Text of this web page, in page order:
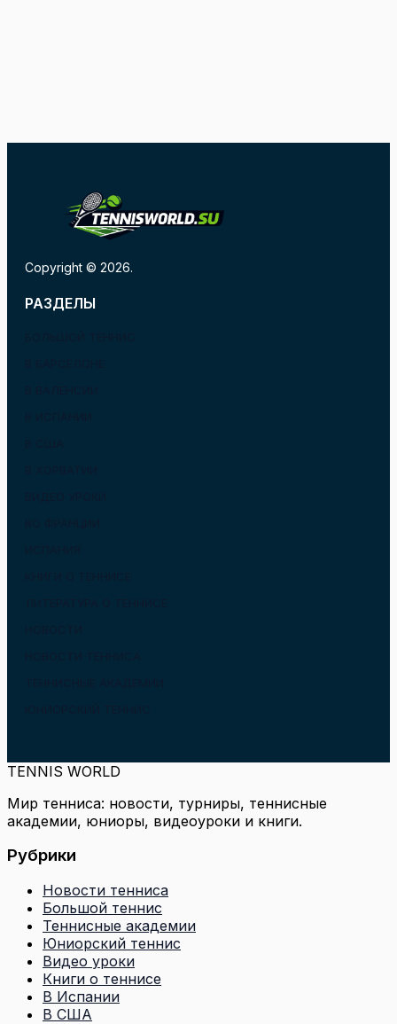
Copyright © 2026.
РАЗДЕЛЫ
TENNIS WORLD
Мир тенниса: новости, турниры, теннисные
академии, юниоры, видеоуроки и книги.
Рубрики
Новости тенниса
Большой теннис
Теннисные академии
Юниорский теннис
Видео уроки
Книги о теннисе
В Испании
В США